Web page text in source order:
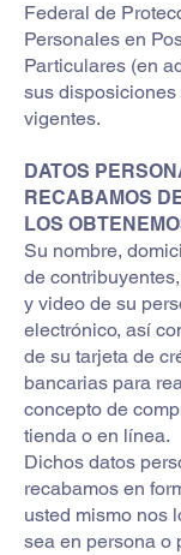
Federal de
Personales en
Particulares (en
sus
vigentes.
DATOS
RECABAMOS
LOS
Su nombre,
de
y video de su
electrónico, así
de su tarjeta de
bancarias para
concepto de
tienda o en línea.
Dichos datos
recabamos en
usted mismo nos
sea en persona o